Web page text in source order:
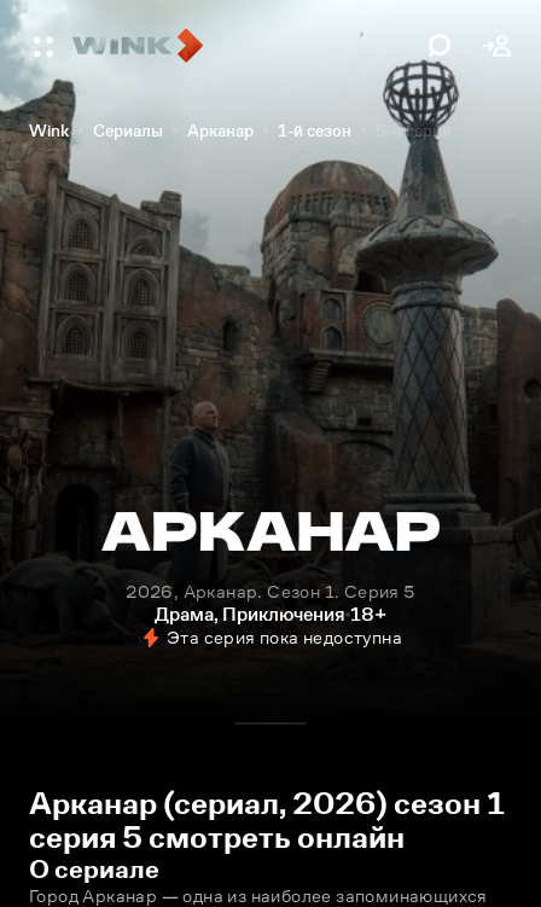
Wink Сериалы Арканар 1-й сезон 5-я серия
2026, Арканар. Сезон 1. Серия 5
Драма, Приключения 18+
Эта серия пока недоступна
Арканар (сериал, 2026) сезон 1
серия 5 смотреть онлайн
О сериале
Город Арканар — одна из наиболее запоминающихся